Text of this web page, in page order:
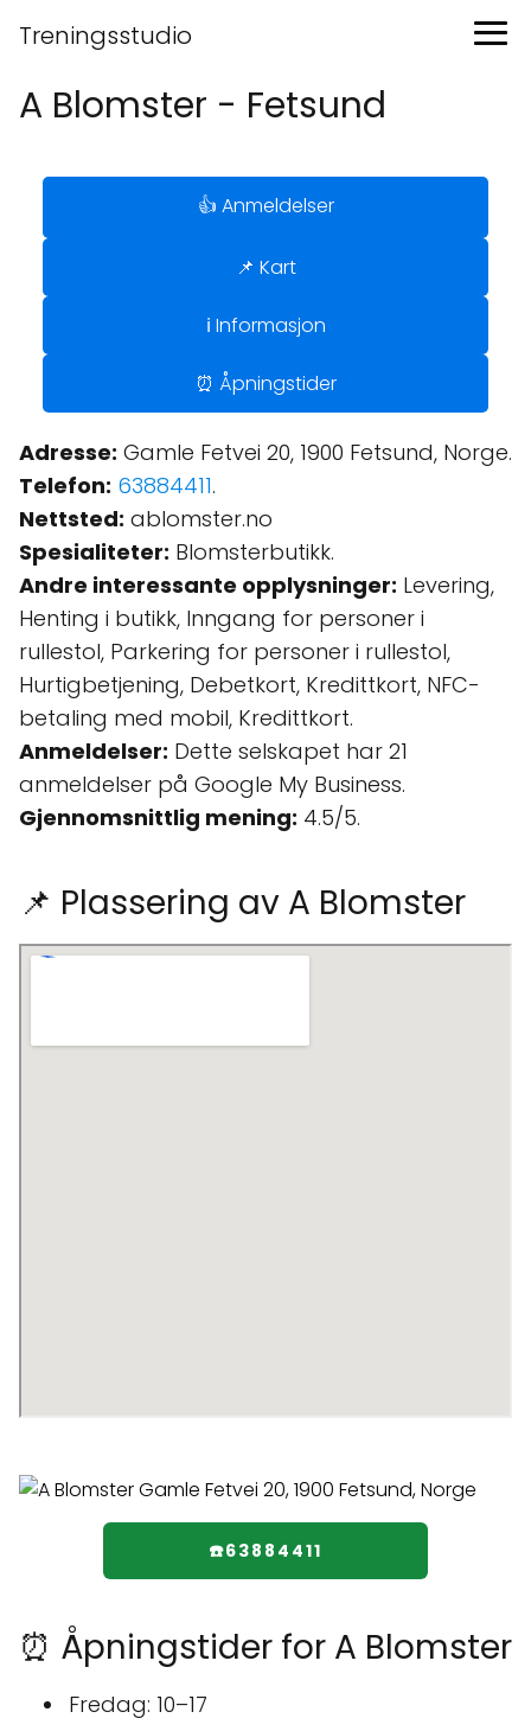
Treningsstudio
A Blomster - Fetsund
👍 Anmeldelser
📌 Kart
ℹ️ Informasjon
⏰ Åpningstider
Adresse: Gamle Fetvei 20, 1900 Fetsund, Norge.
Telefon: 63884411.
Nettsted: ablomster.no
Spesialiteter: Blomsterbutikk.
Andre interessante opplysninger: Levering,
Henting i butikk, Inngang for personer i
rullestol, Parkering for personer i rullestol,
Hurtigbetjening, Debetkort, Kredittkort, NFC-
betaling med mobil, Kredittkort.
Anmeldelser: Dette selskapet har 21
anmeldelser på Google My Business.
Gjennomsnittlig mening: 4.5/5.
📌 Plassering av A Blomster
☎️63884411
⏰ Åpningstider for A Blomster
Fredag: 10–17